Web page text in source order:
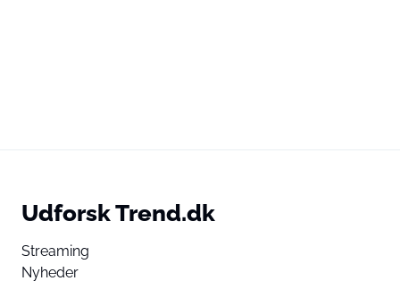
Udforsk Trend.dk
Streaming
Nyheder